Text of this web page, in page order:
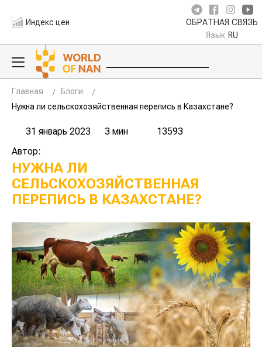
Индекс цен ОБРАТНАЯ СВЯЗЬ
Язык RU
Главная
Блоги
Нужна ли сельскохозяйственная перепись в Казахстане?
31 январь 2023 3 мин
13593
Автор:
НУЖНА ЛИ
СЕЛЬСКОХОЗЯЙСТВЕННАЯ
ПЕРЕПИСЬ В КАЗАХСТАНЕ?